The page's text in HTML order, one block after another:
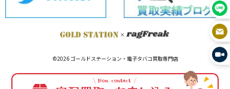
©2026 ゴールドステーション・電子タバコ買取専門店